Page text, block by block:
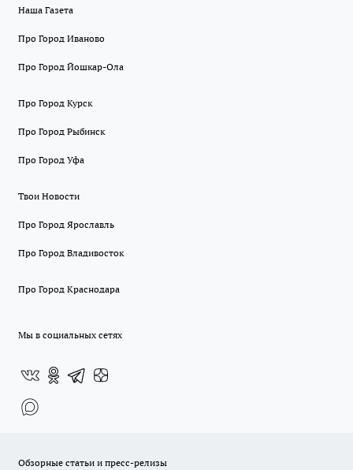
Наша Газета
Про Город Иваново
Про Город Йошкар-Ола
Про Город Курск
Про Город Рыбинск
Про Город Уфа
Твои Новости
Про Город Ярославль
Про Город Владивосток
Про Город Краснодара
Мы в социальных сетях
Обзорные статьи и пресс-релизы